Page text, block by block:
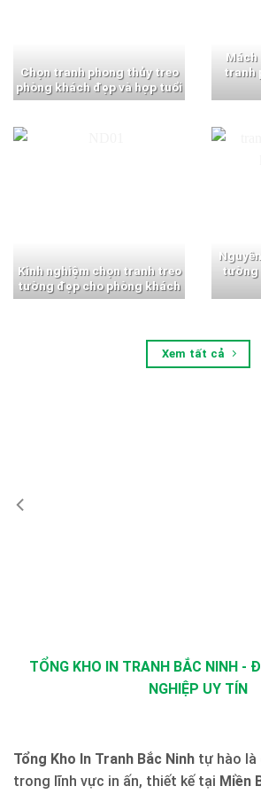
Chọn tranh phong thủy treo
phòng khách đẹp và hợp tuổi
tranh
Kinh nghiệm chọn tranh treo
tường đẹp cho phòng khách
tường
Xem tất cả
TỔNG KHO IN TRANH BẮC NINH -
NGHIỆP UY TÍN
Tổng Kho In Tranh Bắc Ninh tự hào là
trong lĩnh vực in ấn, thiết kế tại Miền